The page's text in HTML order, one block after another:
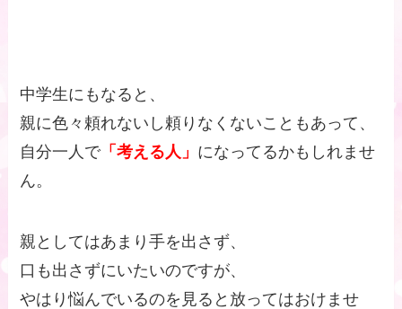
中学生にもなると、
親に色々頼れないし頼りなくないこともあって、
自分一人で「考える人」 になってるかもしれませ
ん。
親としてはあまり手を出さず、
口も出さずにいたいのですが、
やはり悩んでいるのを見ると放ってはおけませ